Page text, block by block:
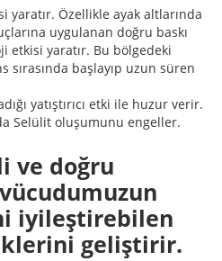
yaratır. Özellikle ayak altlarında
uygulanan doğru baskı
etkisi yaratır. Bu bölgedeki
sırasında başlayıp uzun süren
yatıştırıcı etki ile huzur verir.
Selülit oluşumunu engeller.
ve doğru
iyileştirebilen
geliştirir.